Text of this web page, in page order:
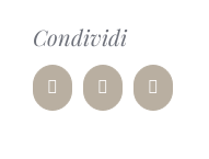
Condividi
FacebookWhatsAppPinterest